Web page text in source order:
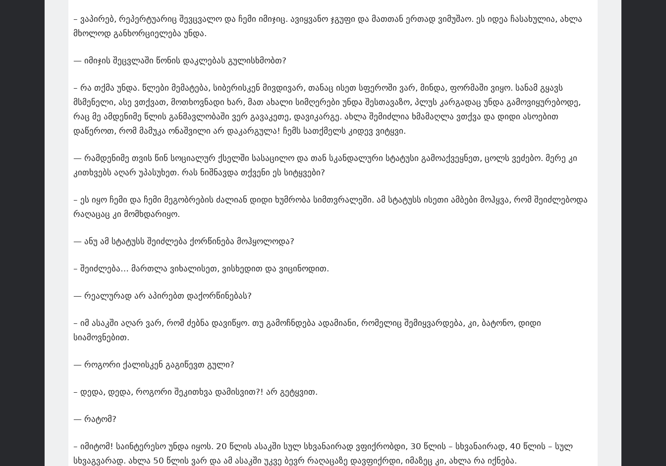
– ვაპირებ, რეპერტუარიც შევცვალო და ჩემი იმიჯიც. ავიყვანო ჯგუფი და მათთან ერთად ვიმუშაო. ეს იდეა ჩასახულია, ახლა
მხოლოდ განხორციელება უნდა.
— იმიჯის შეცვლაში წონის დაკლებას გულისხმობთ?
– რა თქმა უნდა. წლები მემატება, სიბერისკენ მივდივარ, თანაც ისეთ სფეროში ვარ, მინდა, ფორმაში ვიყო. სანამ გყავს
მსმენელი, ასე ვთქვათ, მოთხოვნადი ხარ, მათ ახალი სიმღერები უნდა შესთავაზო, პლუს კარგადაც უნდა გამოვიყურებოდე,
რაც მე ამდენიმე წლის განმავლობაში ვერ გავაკეთე, დავიკარგე. ახლა შემიძლია ხმამაღლა ვთქვა და დიდი ასოებით
დაწეროთ, რომ მამუკა ონაშვილი არ დაკარგულა! ჩემს სათქმელს კიდევ ვიტყვი.
— რამდენიმე თვის წინ სოციალურ ქსელში სასაცილო და თან სკანდალური სტატუსი გამოაქვეყნეთ, ცოლს ვეძებო. მერე კი
კითხვებს აღარ უპასუხეთ. რას ნიშნავდა თქვენი ეს სიტყვები?
– ეს იყო ჩემი და ჩემი მეგობრების ძალიან დიდი ხუმრობა სიმთვრალეში. ამ სტატუსს ისეთი ამბები მოჰყვა, რომ შეიძლებოდა
რაღაცაც კი მომხდარიყო.
— ანუ ამ სტატუსს შეიძლება ქორწინება მოჰყოლოდა?
– შეიძლება… მართლა ვიხალისეთ, ვისხედით და ვიცინოდით.
— რეალურად არ აპირებთ დაქორწინებას?
– იმ ასაკში აღარ ვარ, რომ ძებნა დავიწყო. თუ გამოჩნდება ადამიანი, რომელიც შემიყვარდება, კი, ბატონო, დიდი
სიამოვნებით.
— როგორი ქალისკენ გაგიწევთ გული?
– დედა, დედა, როგორი შეკითხვა დამისვით?! არ გეტყვით.
— რატომ?
– იმიტომ! საინტერესო უნდა იყოს. 20 წლის ასაკში სულ სხვანაირად ვფიქრობდი, 30 წლის – სხვანაირად, 40 წლის – სულ
სხვაგვარად. ახლა 50 წლის ვარ და ამ ასაკში უკვე ბევრ რაღაცაზე დავფიქრდი, იმაზეც კი, ახლა რა იქნება.